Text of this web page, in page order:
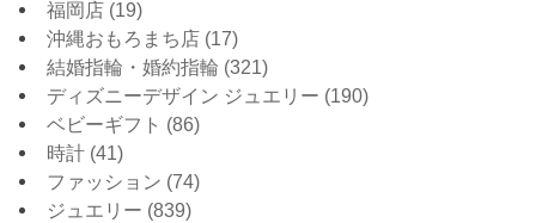
福岡店 (19)
沖縄おもろまち店 (17)
結婚指輪・婚約指輪 (321)
ディズニーデザイン ジュエリー (190)
ベビーギフト (86)
時計 (41)
ファッション (74)
ジュエリー (839)